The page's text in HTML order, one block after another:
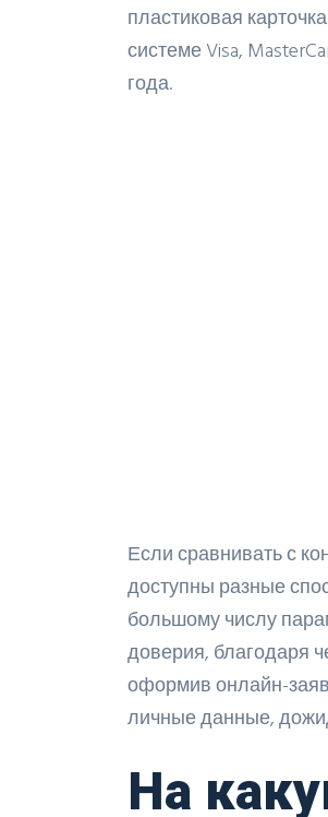
пластиковая
системе Visa,
года.
Если сравнивать с
доступны разные
большому числу
доверия, благодаря
оформив онлайн-
личные данные,
На